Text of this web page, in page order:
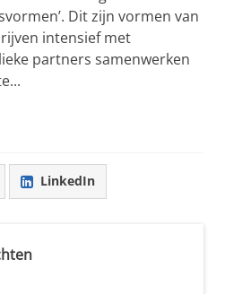
Dit zijn vormen van
intensief met
partners samenwerken
LinkedIn